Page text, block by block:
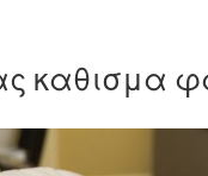
καθισμα